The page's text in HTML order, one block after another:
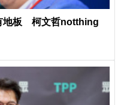
地板 柯文哲notthing